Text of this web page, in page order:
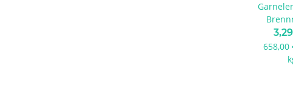
658,00